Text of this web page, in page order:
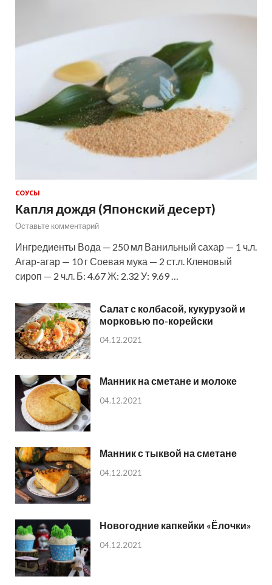
СОУСЫ
Капля дождя (Японский десерт)
Оставьте комментарий
Ингредиенты Вода — 250 мл Ванильный сахар — 1 ч.л.
Агар-агар — 10 г Соевая мука — 2 ст.л. Кленовый
сироп — 2 ч.л. Б: 4.67 Ж: 2.32 У: 9.69 …
Салат с колбасой, кукурузой и
морковью по-корейски
04.12.2021
Манник на сметане и молоке
04.12.2021
Манник с тыквой на сметане
04.12.2021
Новогодние капкейки «Ёлочки»
04.12.2021